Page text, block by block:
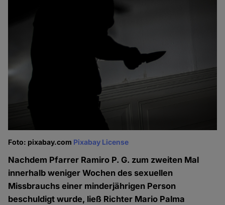
Foto: pixabay.com Pixabay License
Nachdem Pfarrer Ramiro P. G. zum zweiten Mal
innerhalb weniger Wochen des sexuellen
Missbrauchs einer minderjährigen Person
beschuldigt wurde, ließ Richter Mario Palma